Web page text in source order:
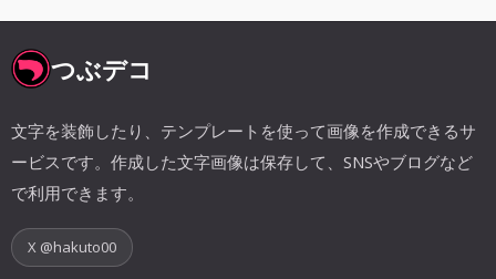
つぶデコ
文字を装飾したり、テンプレートを使って画像を作成できるサ
ービスです。作成した文字画像は保存して、SNSやブログなど
で利用できます。
X @hakuto00